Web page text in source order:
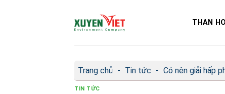
THAN
Trang chủ - Tin tức - Có nên giải hấp
TIN TỨC